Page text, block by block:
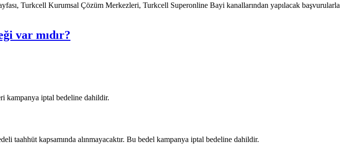
Turkcell Kurumsal Çözüm Merkezleri, Turkcell Superonline Bayi kanallarından yapılacak başvurularla
var mıdır?
kampanya iptal bedeline dahildir.
taahhüt kapsamında alınmayacaktır. Bu bedel kampanya iptal bedeline dahildir.​